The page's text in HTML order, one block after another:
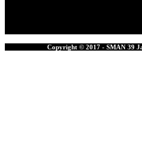
Copyright © 2017 - SMAN 39